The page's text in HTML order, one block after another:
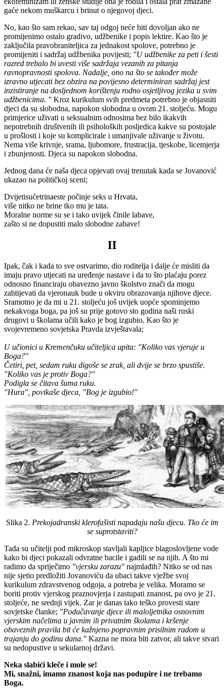
gaće nekom muškarcu i brinut o njegovoj djeci.
No, kao što sam rekao, sav taj odgoj neće biti dovoljan ako ne
promijenimo ostalo gradivo, udžbenike i popis lektire. Kao što je
zaključila pravobraniteljica za jednakost spolove, potrebno je
promijeniti i sadržaj udžbenika povijesti; "U udžbenike za peti i šesti
razred trebalo bi uvesti više sadržaja vezanih za pitanja
ravnopravnosti spolova. Nadalje, ono na što se također može
izravno utjecati bez obzira na povijesno determiniran sadržaj jest
inzistiranje na dosljednom korištenju rodno osjetljivog jezika u svim
udžbenicima. " Kroz kurikulum svih predmeta potrebno je objasniti
djeci da su slobodna, napokon slobodna u ovom 21. stoljeću. Mogu
primjerice uživati u seksualnim odnosima bez bilo ikakvih
nepotrebnih društvenih ili psiholoških posljedica kakve su postojale
u prošlosti i koje su komplicirale i umanjivale uživanje u životu.
Nema više krivnje, srama, ljubomore, frustracija, tjeskobe, licemjerja
i zbunjenosti. Djeca su napokon slobodna.
Jednog dana će naša djeca opjevati ovaj trenutak kada se Jovanović
ukazao na političkoj sceni;
Dvijetisućetrinaeste počinje seks u Hrvata,
više nitko ne brine tko mu je tata.
Moralne norme su se i tako uvijek činile labave,
zašto si ne dopustiti malo slobodne zabave!
II
Ipak, čak i kada to sve ostvarimo, dio roditelja i dalje će misliti da
imaju pravo utjecati na uređenje nastave i da to što plaćaju porez
odnosno financiraju obavezno javno školstvo znači da mogu
zahtijevati da vjeronauk bude u okviru obrazovanja njihove djece.
Sramotno je da mi u 21. stoljeću još uvijek uopće spominjemo
nekakvoga boga, pa još su prije gotovo sto godina naši ruski
drugovi u školama učili kako je bog izgubio. Kao što je
svojevremeno sovjetska Pravda izvještavala;
U učionici u Kremenčuku učiteljica upita: "Koliko vas vjeruje u
Boga?"
Četiri, pet, sedam ruku digoše se zrak, ali dvije se brzo spustiše.
"Koliko vas je protiv Boga?"
Podigla se čitava šuma ruku.
"Hura", povikaše djeca, "Bog je izgubio!"
Slika 2. Prekojadranski klerofašisti napadaju našu djecu. Tko će im
se suprotstaviti?
Tada su učitelji pod mikroskop stavljali kapljice blagoslovljene vode
kako bi djeci pokazali odvratne bacile i gadili se na njih. A što mi
radimo da spriječimo "vjersku zarazu" najmlađih? Nitko se od nas
nije sjetio predložiti Jovanoviću da ubaci takve vježbe svoj
kurikulum zdravstvenog odgoja, a potreba je velika. Moramo se
boriti protiv vjerskog praznovjerja i zastupati znanost, pa ovo je 21.
stoljeće, ne srednji vijek. Zar je danas tako teško provesti stare
sovjetske članke; "Podučavanje djece ili maloljetnika osnovnim
vjerskim načelima u javnim ili privatnim školama i kršenje
obaveznih pravila bit će kažnjeno popravnim prisilnim radom u
trajanju do godinu dana." Kazna ne mora biti zatvor, ali takve stvari
su nedopustive u sekularnoj državi.
Neka slabići kleče i mole se!
Mi, snažni, imamo znanost koja nas podupire i ne trebamo
Boga.